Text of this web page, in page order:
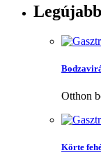
Legújabb
Otthon
Körte